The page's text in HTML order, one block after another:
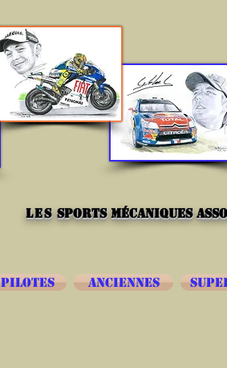
lessports mécaniques
ANCIENNES
PILOTES